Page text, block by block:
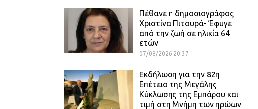
Πέθανε η δημοσιογράφος
Χριστίνα Πιτουρά- Έφυγε
από την ζωή σε ηλικία 64
ετών
07/08/2026 20:37
Εκδήλωση για την 82η
Επέτειο της Μεγάλης
Κύκλωσης της Εμπάρου και
τιμή στη Μνήμη των ηρώων